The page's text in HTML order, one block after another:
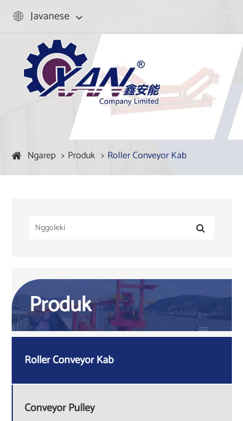
 Javanese
Ngarep Produk Roller Conveyor Kab
Produk
Roller Conveyor Kab
Conveyor Pulley